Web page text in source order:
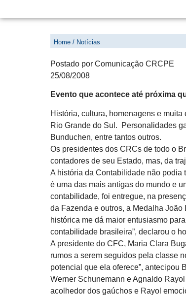
18º CBC DÁ BOAS-
Home / Notícias
Postado por Comunicação CRCPE
25/08/2008
Evento que acontece até próxima
História, cultura, homenagens e
Rio Grande do Sul. Personalidades
Bunduchen, entre tantos outros.
Os presidentes dos CRCs de todo o
contadores de seu Estado, mas, da
A história da Contabilidade não podia
é uma das mais antigas do mundo e
contabilidade, foi entregue, na
da Fazenda e outros, a Medalha
histórica me dá maior entusiasmo
contabilidade brasileira”, declarou o
A presidente do CFC, Maria Clara
rumos a serem seguidos pela classe
potencial que ela oferece”, antecipou
Werner Schunemann e Agnaldo
acolhedor dos gaúchos e Rayol